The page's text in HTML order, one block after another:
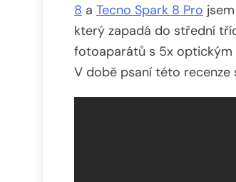
8 a Tecno Spark 8 Pro
který zapadá do střední
fotoaparátů s 5x optickým
V době psaní této recenze